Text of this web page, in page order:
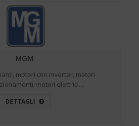
MGM
motori con inverter, motori
motori elettrici…
DETTAGLI